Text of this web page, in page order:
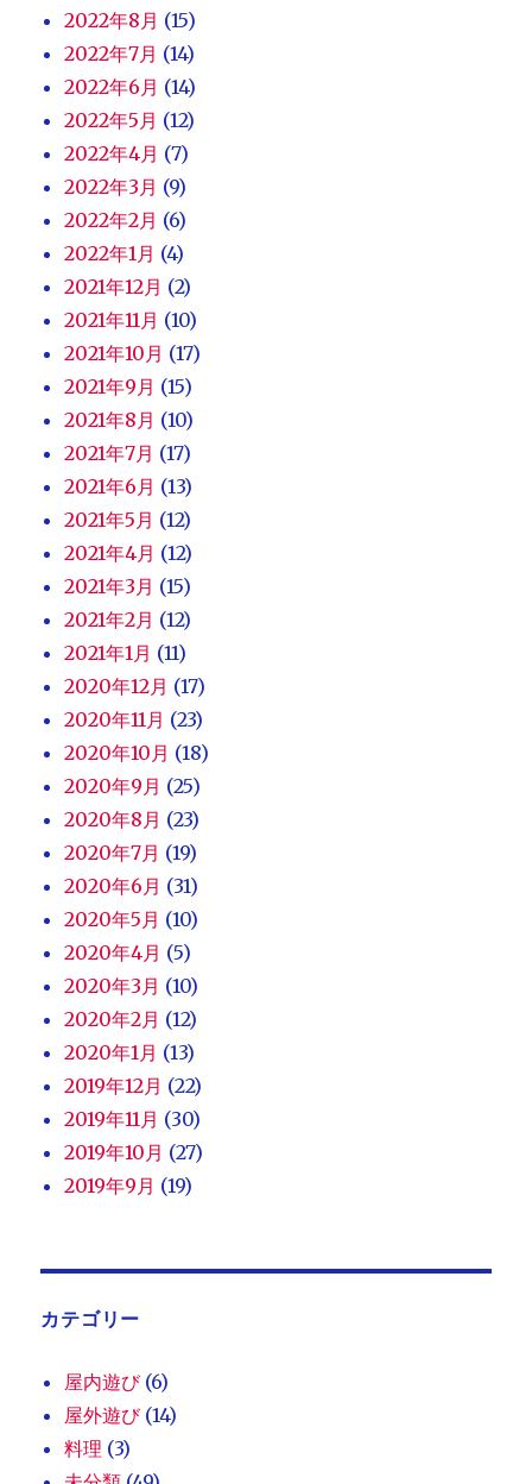
2022年8月 (15)
2022年7月 (14)
2022年6月 (14)
2022年5月 (12)
2022年4月 (7)
2022年3月 (9)
2022年2月 (6)
2022年1月 (4)
2021年12月 (2)
2021年11月 (10)
2021年10月 (17)
2021年9月 (15)
2021年8月 (10)
2021年7月 (17)
2021年6月 (13)
2021年5月 (12)
2021年4月 (12)
2021年3月 (15)
2021年2月 (12)
2021年1月 (11)
2020年12月 (17)
2020年11月 (23)
2020年10月 (18)
2020年9月 (25)
2020年8月 (23)
2020年7月 (19)
2020年6月 (31)
2020年5月 (10)
2020年4月 (5)
2020年3月 (10)
2020年2月 (12)
2020年1月 (13)
2019年12月 (22)
2019年11月 (30)
2019年10月 (27)
2019年9月 (19)
カテゴリー
屋内遊び(6)
屋外遊び(14)
料理 (3)